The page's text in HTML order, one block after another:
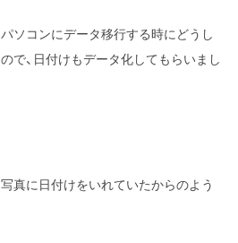
ソコンにデータ移行する時にどうし
で、日付けもデータ化してもらいまし
真に日付けをいれていたからのよう